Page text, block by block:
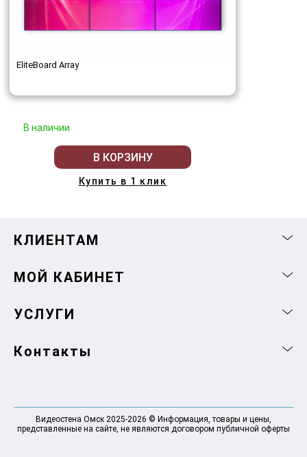
EliteBoard Array
В наличии
В КОРЗИНУ
Купить в 1 клик
КЛИЕНТАМ
МОЙ КАБИНЕТ
УСЛУГИ
Контакты
Видеостена Омск 2025-2026 © Информация, товары и цены,
представленные на сайте, не являются договором публичной оферты